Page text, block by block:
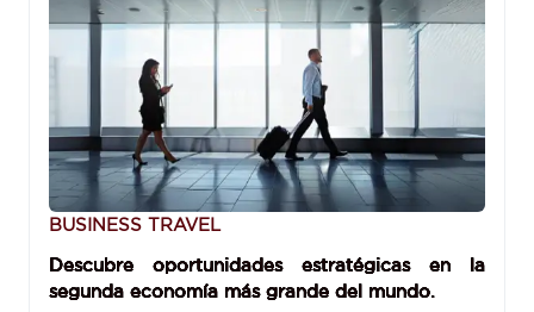
BUSINESS TRAVEL
Descubre oportunidades estratégicas en la
segunda economía más grande del mundo.